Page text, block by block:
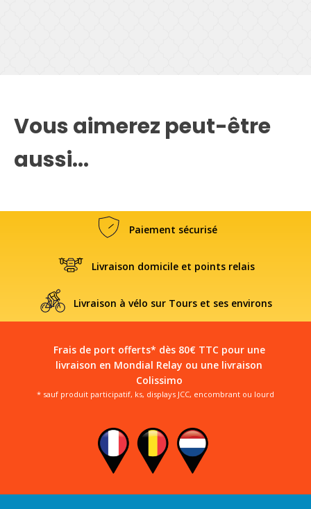
Vous aimerez peut-être
aussi...
Paiement sécurisé
Livraison domicile et points relais
Livraison à vélo sur Tours et ses environs
Frais de port offerts* dès 80€ TTC pour une
livraison en Mondial Relay ou une livraison
Colissimo
* sauf produit participatif, ks, displays JCC, encombrant ou lourd